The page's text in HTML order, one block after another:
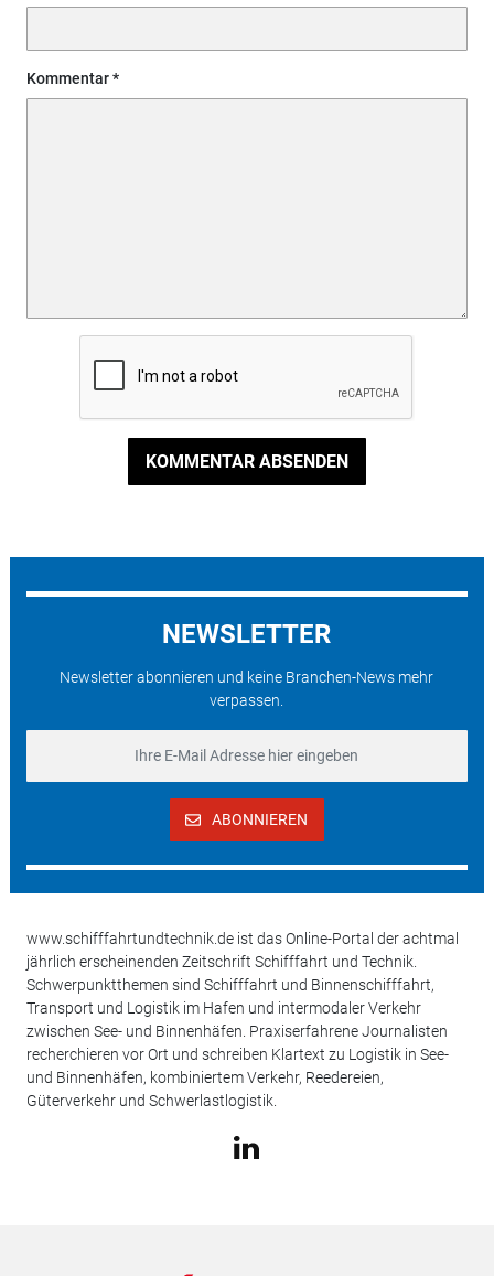
Kommentar
KOMMENTAR ABSENDEN
NEWSLETTER
Newsletter abonnieren und keine Branchen-News mehr
verpassen.
ABONNIEREN
www.schifffahrtundtechnik.de ist das Online-Portal der achtmal
jährlich erscheinenden Zeitschrift Schifffahrt und Technik.
Schwerpunktthemen sind Schifffahrt und Binnenschifffahrt,
Transport und Logistik im Hafen und intermodaler Verkehr
zwischen See- und Binnenhäfen. Praxiserfahrene Journalisten
recherchieren vor Ort und schreiben Klartext zu Logistik in See-
und Binnenhäfen, kombiniertem Verkehr, Reedereien,
Güterverkehr und Schwerlastlogistik.